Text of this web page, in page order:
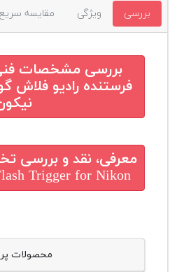
بررسی ویژگی مقایسه سریع
بررسی مشخصات
معرفی، نقد و بررسی
Trigger for Nikon
محصولات پر